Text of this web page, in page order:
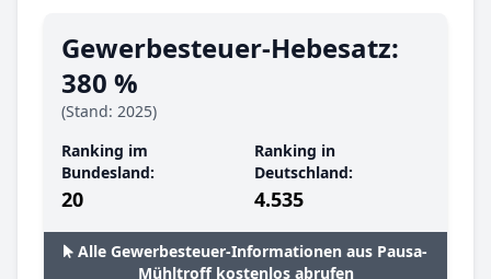
Gewerbesteuer-Hebesatz:
380 %
(Stand: 2025)
Ranking im
Bundesland:
20
Ranking in
Deutschland:
4.535
Alle Gewerbesteuer-Informationen aus Pausa-
Mühltroff kostenlos abrufen